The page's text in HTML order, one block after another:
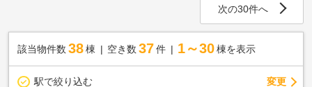
次の30件へ
該当物件数 38棟 空き数 37 件 1～30 棟を表示
駅で絞り込む 変更